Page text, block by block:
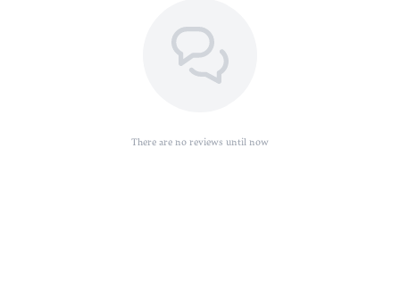
There are no reviews until now